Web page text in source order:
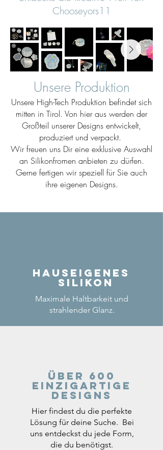
Chooseyors11
Unsere Produktion
Unsere High-Tech Produktion befindet sich
mitten in Tirol. Von hier aus werden der
Großteil unserer Designs entwickelt,
produziert und verpackt.
Wir freuen uns Dir eine exklusive Auswahl
an Silikonfromen anbieten zu dürfen.
Gerne fertigen wir speziell für Sie auch
ihre eigenen Designs.
Hauseigenes
Silikon
Maximale Haltbarkeit und
strahlender Glanz.
Über 600
einzigartige
Designs
Hier findest du die perfekte
Lösung für deine Suche. Bei
uns entdeckst du jede Form,
die du benötigst.